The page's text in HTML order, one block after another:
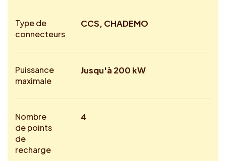
Type de
connecteurs
CCS, CHADEMO
Puissance
maximale
Jusqu'à 200 kW
Nombre
de points
de
recharge
4